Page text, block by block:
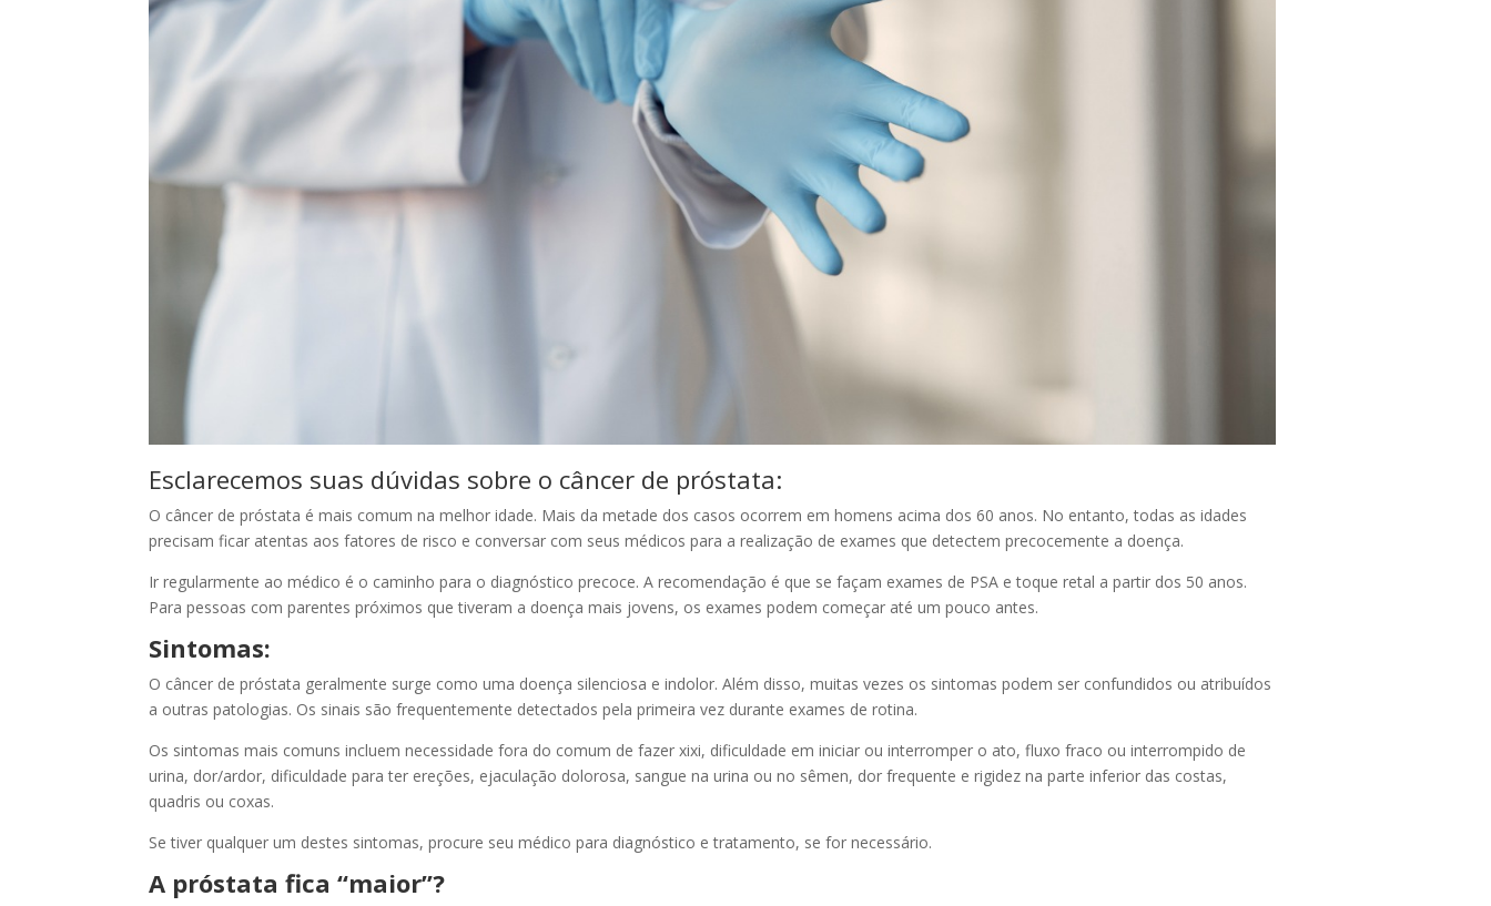
Esclarecemos suas dúvidas sobre o câncer de próstata:
O câncer de próstata é mais comum na melhor idade. Mais da metade dos casos ocorrem em homens acima dos 60 anos. No entanto, todas as idades
precisam ficar atentas aos fatores de risco e conversar com seus médicos para a realização de exames que detectem precocemente a doença.
Ir regularmente ao médico é o caminho para o diagnóstico precoce. A recomendação é que se façam exames de PSA e toque retal a partir dos 50 anos.
Para pessoas com parentes próximos que tiveram a doença mais jovens, os exames podem começar até um pouco antes.
Sintomas:
O câncer de próstata geralmente surge como uma doença silenciosa e indolor. Além disso, muitas vezes os sintomas podem ser confundidos ou atribuídos
a outras patologias. Os sinais são frequentemente detectados pela primeira vez durante exames de rotina.
Os sintomas mais comuns incluem necessidade fora do comum de fazer xixi, dificuldade em iniciar ou interromper o ato, fluxo fraco ou interrompido de
urina, dor/ardor, dificuldade para ter ereções, ejaculação dolorosa, sangue na urina ou no sêmen, dor frequente e rigidez na parte inferior das costas,
quadris ou coxas.
Se tiver qualquer um destes sintomas, procure seu médico para diagnóstico e tratamento, se for necessário.
A próstata fica “maior”?